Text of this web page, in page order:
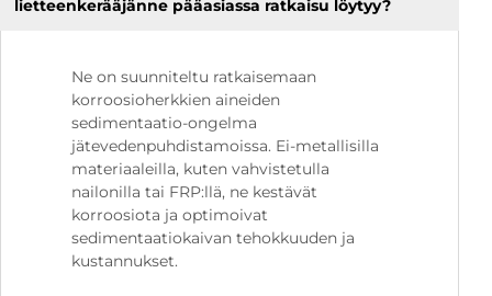
lietteenkerääjänne pääasiassa ratkaisu löytyy?
Ne on suunniteltu ratkaisemaan
korroosioherkkien aineiden
sedimentaatio-ongelma
jätevedenpuhdistamoissa. Ei-metallisilla
materiaaleilla, kuten vahvistetulla
nailonilla tai FRP:llä, ne kestävät
korroosiota ja optimoivat
sedimentaatiokaivan tehokkuuden ja
kustannukset.